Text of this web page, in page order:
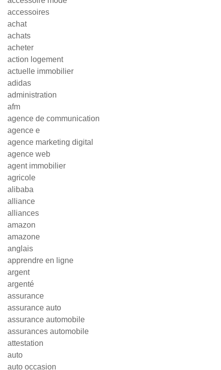
accessoires
achat
achats
acheter
action logement
actuelle immobilier
adidas
administration
afm
agence de communication
agence e
agence marketing digital
agence web
agent immobilier
agricole
alibaba
alliance
alliances
amazon
amazone
anglais
apprendre en ligne
argent
argenté
assurance
assurance auto
assurance automobile
assurances automobile
attestation
auto
auto occasion